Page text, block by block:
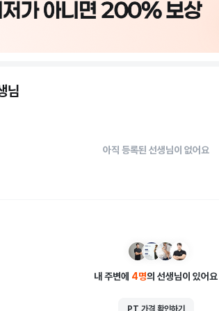
님
아직 등록된 선생님이 없어요
내 주변에 4명의 선생님이 있어요
PT 가격 확인하기